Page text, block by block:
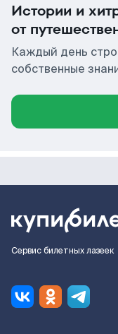
Истории и
от
Каждый день
собственные
Сервис билетных лазеек